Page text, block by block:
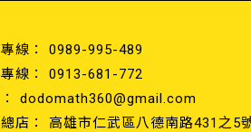
0989-995-489
0913-681-772
dodomath360@gmail.com
高雄市仁武區八德南路431之5